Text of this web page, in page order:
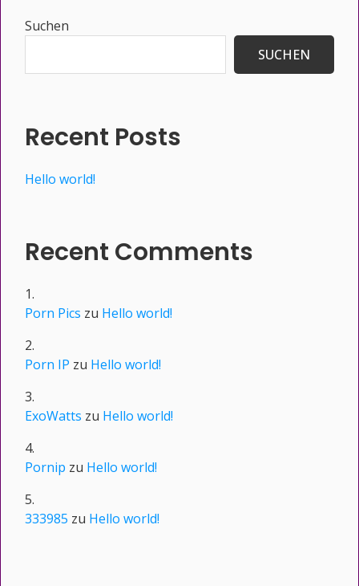
Seitenspalte
Suchen
SUCHEN
Recent Posts
Hello world!
Recent Comments
Porn Pics zu Hello world!
Porn IP zu Hello world!
ExoWatts zu Hello world!
Pornip zu Hello world!
333985 zu Hello world!